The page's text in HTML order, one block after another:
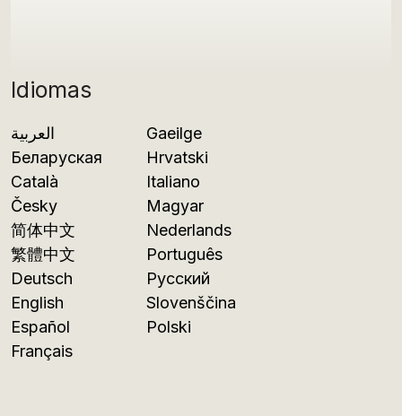
Idiomas
العربية
Беларуская
Català
Česky
简体中文
繁體中文
Deutsch
English
Español
Français
Gaeilge
Hrvatski
Italiano
Magyar
Nederlands
Português
Русский
Slovenščina
Polski